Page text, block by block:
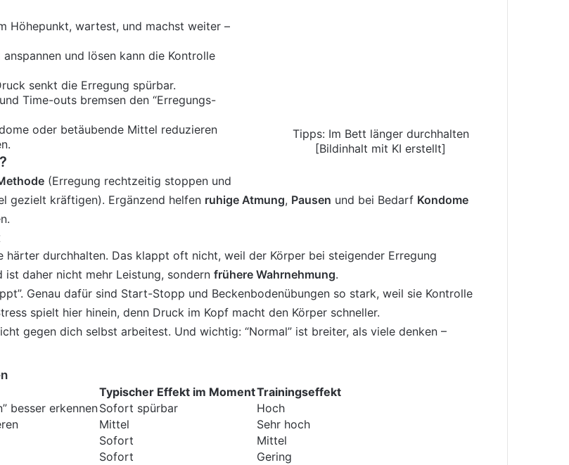
Tipps: Im Bett länger durchhalten
[Bildinhalt mit KI erstellt]
Höhepunkt, wartest, und machst weiter –
anspannen und lösen kann die Kontrolle
senkt die Erregung spürbar.
Time-outs bremsen den “Erregungs-
oder betäubende Mittel reduzieren
(Erregung rechtzeitig stoppen und
gezielt kräftigen). Ergänzend helfen ruhige Atmung, Pausen und bei Bedarf Kondome
härter durchhalten. Das klappt oft nicht, weil der Körper bei steigender Erregung
daher nicht mehr Leistung, sondern frühere Wahrnehmung.
Genau dafür sind Start-Stopp und Beckenbodenübungen so stark, weil sie Kontrolle
spielt hier hinein, denn Druck im Kopf macht den Körper schneller.
gegen dich selbst arbeitest. Und wichtig: “Normal” ist breiter, als viele denken –
Typischer Effekt im MomentTrainingseffekt
besser erkennenSofort spürbar
Hoch
Mittel
Sehr hoch
Sofort
Mittel
Sofort Gering